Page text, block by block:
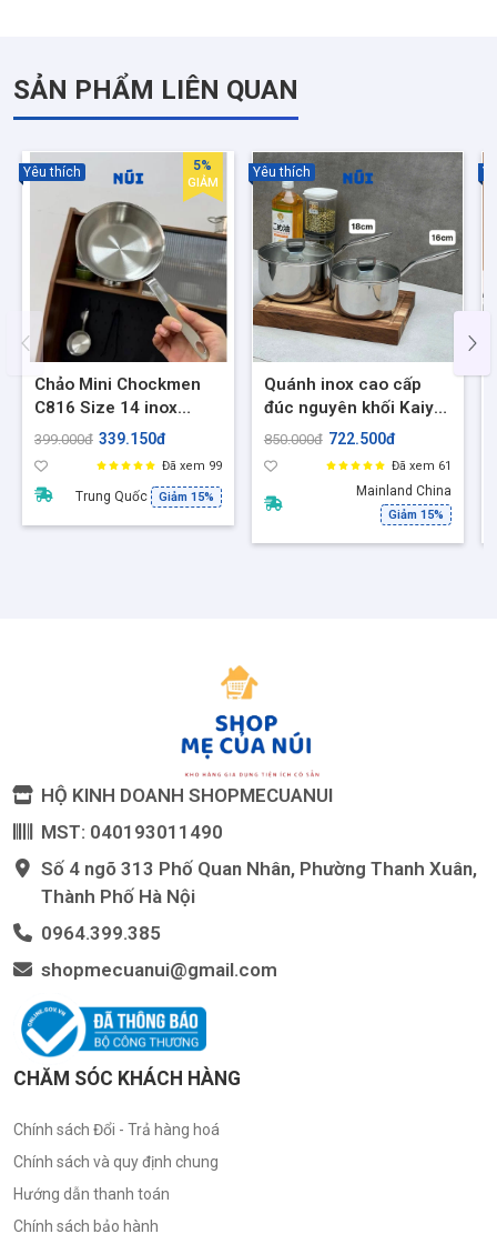
SẢN PHẨM LIÊN QUAN
Chảo Mini Chockmen
C816 Size 14 inox
18/10 liền khối 3 lớp Ốp
dặm, Phù hợp mọi loại
bếp
399.000đ 339.150đ
Đã xem 99
Trung Quốc Giảm 15%
Yêu thích 5%
GIẢM
Quánh inox cao cấp
đúc nguyên khối Kaiyo
KIS size 16,18cm
850.000đ 722.500đ
Đã xem 61
Mainland China
Giảm 15%
Yêu thích
HỘ KINH DOANH SHOPMECUANUI
MST: 040193011490
Số 4 ngõ 313 Phố Quan Nhân, Phường Thanh Xuân,
Thành Phố Hà Nội
0964.399.385
shopmecuanui@gmail.com
CHĂM SÓC KHÁCH HÀNG
Chính sách Đổi - Trả hàng hoá
Chính sách và quy định chung
Hướng dẫn thanh toán
Chính sách bảo hành